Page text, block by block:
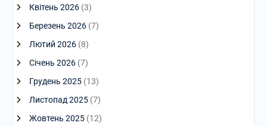
Квітень 2026(3)
Березень 2026(7)
Лютий 2026(8)
Січень 2026(7)
Грудень 2025(13)
Листопад 2025(7)
Жовтень 2025(12)